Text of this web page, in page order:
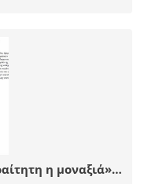
η μοναξιά»…